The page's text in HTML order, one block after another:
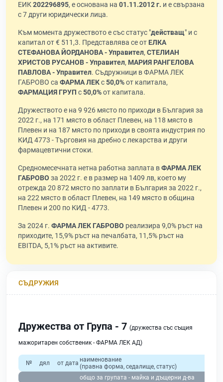
ЕИК202296895, е основана на 01.11.2012 г. и е свързана
с 7 други юридически лица.
Към момента дружеството е със статус "действащ" и с
капитал от € 511,3. Представлява се от ЕЛКА
СТЕФАНОВА ЙОРДАНОВА - Управител, СТЕЛИАН
ХРИСТОВ РУСАНОВ - Управител, МАРИЯ РАНГЕЛОВА
ПАВЛОВА - Управител. Съдружници в ФАРМА ЛЕК
ГАБРОВО са ФАРМА ЛЕКс50,0%от капитала,
ФАРМАЦИЯ ГРУП с50,0%от капитала.
Дружеството е на 9 926 място по приходи в България за
2022 г., на 171 място в област Плевен, на 118 място в
Плевен и на 187 място по приходи в своята индустрия по
КИД 4773 - Търговия на дребно с лекарства и други
фармацевтични стоки.
Средномесечната нетна работна заплата вФАРМА ЛЕК
ГАБРОВО за 2022 г. е в размер на 1409 лв, което му
отрежда 20 872 място по заплати в България за 2022 г.,
на 222 място в област Плевен, на 149 място в община
Плевен и 200 по КИД - 4773.
За 2024 г. ФАРМА ЛЕК ГАБРОВО реализира 9,0% ръст на
приходите, 15,9% ръст на печалбата, 11,5% ръст на
EBITDA, 5,1% ръст на активите.
СЪДРУЖИЯ
Дружества от Група - 7 (дружества със същия
мажоритарен собственик - ФАРМА ЛЕК АД)
№ дял от дата наименование
(правна форма, седалище, статус)
общо за групата - майка и дъщерни д-ва